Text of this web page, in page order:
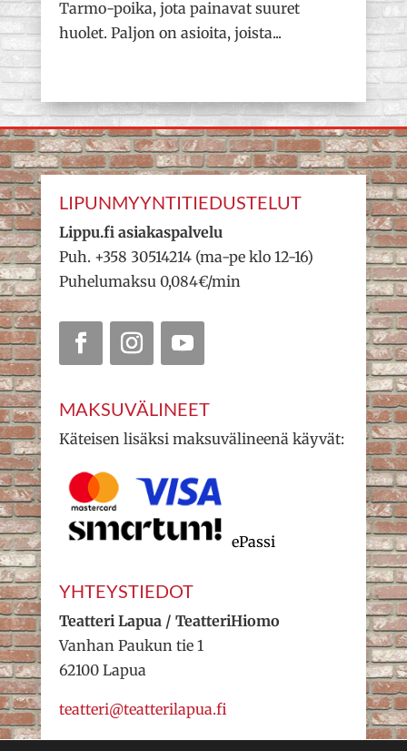
Tarmo-poika, jota painavat suuret
huolet. Paljon on asioita, joista...
LIPUNMYYNTITIEDUSTELUT
Lippu.fi asiakaspalvelu
Puh. +358 30514214 (ma-pe klo 12-16)
Puhelumaksu 0,084€/min
MAKSUVÄLINEET
Käteisen lisäksi maksuvälineenä käyvät:
ePassi
YHTEYSTIEDOT
Teatteri Lapua / TeatteriHiomo
Vanhan Paukun tie 1
62100 Lapua
teatteri@teatterilapua.fi